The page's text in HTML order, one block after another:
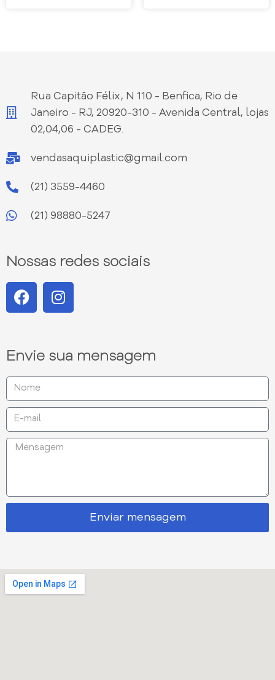
Rua Capitão Félix, N 110 - Benfica, Rio de
Janeiro - RJ, 20920-310 - Avenida Central, lojas
02,04,06 - CADEG.
vendasaquiplastic@gmail.com
(21) 3559-4460
(21) 98880-5247
Nossas redes sociais
Envie sua mensagem
Enviar mensagem